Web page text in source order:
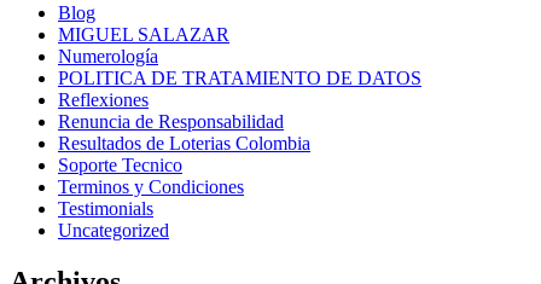
Blog
MIGUEL SALAZAR
Numerología
POLITICA DE TRATAMIENTO DE DATOS
Reflexiones
Renuncia de Responsabilidad
Resultados de Loterias Colombia
Soporte Tecnico
Terminos y Condiciones
Testimonials
Uncategorized